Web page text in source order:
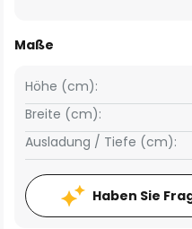
Maße
Breite (cm):
Höhe (cm):
Ausladung / Tiefe (cm):
Haben Sie